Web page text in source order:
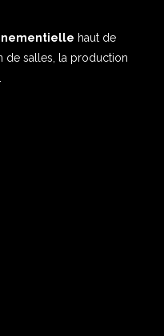
haut de
de salles, la production